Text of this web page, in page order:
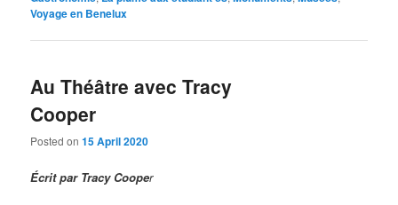
Voyage en Benelux
Au Théâtre avec Tracy
Cooper
Posted on15 April 2020
Écrit par Tracy Cooper